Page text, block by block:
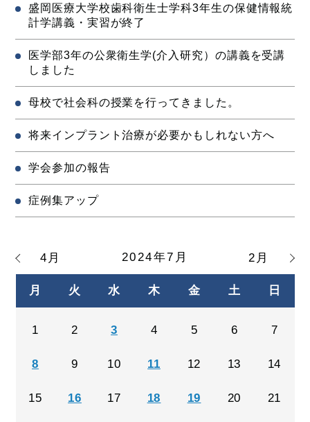
盛岡医療大学校歯科衛生士学科3年生の保健情報統
計学講義・実習が終了
医学部3年の公衆衛生学(介入研究）の講義を受講
しました
母校で社会科の授業を行ってきました。
将来インプラント治療が必要かもしれない方へ
学会参加の報告
症例集アップ
2024年7月
月 火 水 木 金 土 日
4月 2月
1 2 3 4 5 6 7
8 9 10 11 12 13 14
15 16 17 18 19 20 21